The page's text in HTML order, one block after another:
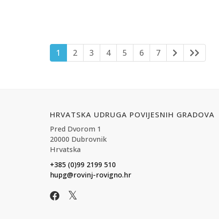
1 2 3 4 5 6 7
HRVATSKA UDRUGA POVIJESNIH GRADOVA
Pred Dvorom 1
20000 Dubrovnik
Hrvatska
+385 (0)99 2199 510
hupg@rovinj-rovigno.hr